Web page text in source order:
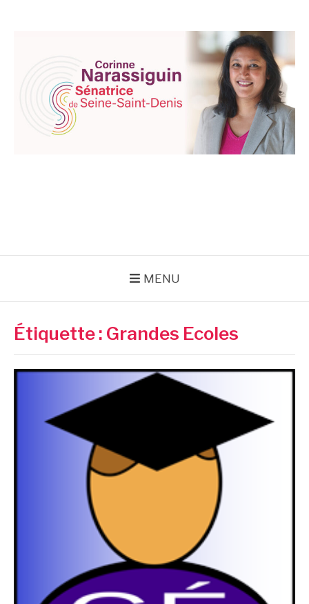
MENU
Étiquette : Grandes Ecoles